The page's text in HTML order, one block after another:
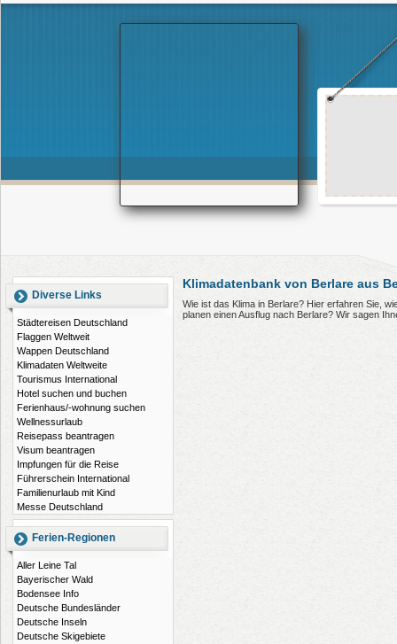
Diverse Links
Städtereisen Deutschland
Flaggen Weltweit
Wappen Deutschland
Klimadaten Weltweite
Tourismus International
Hotel suchen und buchen
Ferienhaus/-wohnung suchen
Wellnessurlaub
Reisepass beantragen
Visum beantragen
Impfungen für die Reise
Führerschein International
Familienurlaub mit Kind
Messe Deutschland
Ferien-Regionen
Aller Leine Tal
Bayerischer Wald
Bodensee Info
Deutsche Bundesländer
Deutsche Inseln
Deutsche Skigebiete
Klimadatenbank von Berlare aus
Wie ist das Klima in Berlare? Hier erfahren Sie,
planen einen Ausflug nach Berlare? Wir sagen